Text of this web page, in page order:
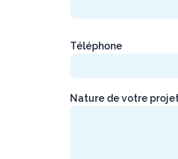
Téléphone
Nature de votre